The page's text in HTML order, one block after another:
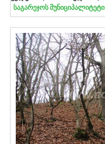
საგარეჯოს მუნიციპალიტეტი